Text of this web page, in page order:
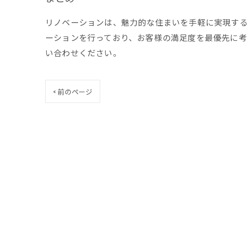
リノベーションは、魅力的な住まいを手軽に実現す
ーションを行っており、お客様の満足度を最優先に
い合わせください。
< 前のページ